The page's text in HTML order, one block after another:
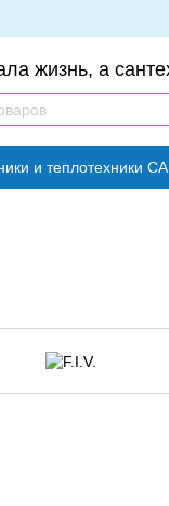
жизнь, а
и теплотехники